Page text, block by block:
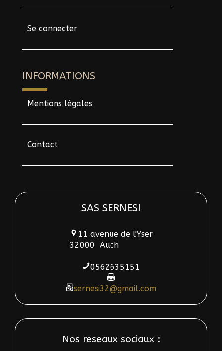
Se connecter
INFORMATIONS
Mentions légales
Contact
SAS SERNESI
11 avenue de l'Yser
32000 Auch
0562635151
sernesi32@gmail.com
Nos reseaux sociaux :